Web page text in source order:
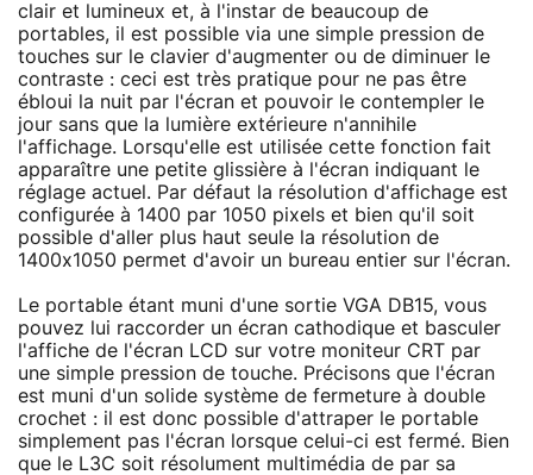
clair et lumineux et, à l'instar de beaucoup de
portables, il est possible via une simple pression de
touches sur le clavier d'augmenter ou de diminuer le
contraste : ceci est très pratique pour ne pas être
ébloui la nuit par l'écran et pouvoir le contempler le
jour sans que la lumière extérieure n'annihile
l'affichage. Lorsqu'elle est utilisée cette fonction fait
apparaître une petite glissière à l'écran indiquant le
réglage actuel. Par défaut la résolution d'affichage est
configurée à 1400 par 1050 pixels et bien qu'il soit
possible d'aller plus haut seule la résolution de
1400x1050 permet d'avoir un bureau entier sur l'écran.
Le portable étant muni d'une sortie VGA DB15, vous
pouvez lui raccorder un écran cathodique et basculer
l'affiche de l'écran LCD sur votre moniteur CRT par
une simple pression de touche. Précisons que l'écran
est muni d'un solide système de fermeture à double
crochet : il est donc possible d'attraper le portable
simplement pas l'écran lorsque celui-ci est fermé. Bien
que le L3C soit résolument multimédia de par sa